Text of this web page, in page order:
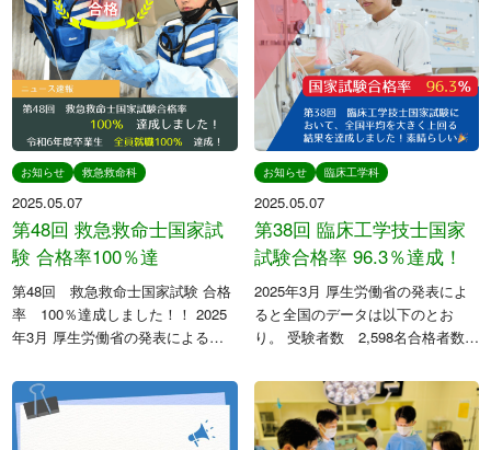
TEL: 028-681-1301 / FAX: 028-681-1304
各種奨学金
日本学生支援機構
日本政策金融公庫
姉妹校
さくら看護専門学校
お知らせ 救急救命科
2025.05.07
第48回 救急救命士国家試
験 合格率100％達
第48回 救急救命士国家試験 合格
率 100％達成しました！！ ⁡2025
年3月 厚生労働省の発表による
り。 受験者数 3,436名 合格者
数 3,242名 合格率 94.4％ ⁡ 本
校は […]
お知らせ 臨床工学科
2025.05.07
第38回 臨床工学技士国家
試験合格率 96.3％達成！
2025年3月 厚生労働省の発表によ
ると全国のデータは以下のとお
り。 受験者数 2,598名合格者数
短3年で臨床工学技士を受験でき、
さらに卒業時には「専門士」の称
号も与えられま […]